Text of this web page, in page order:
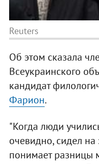
Reuters
Об этом сказала
Всеукраинского
кандидат
Фарион.
"Когда люди
очевидно, сидел
понимает разницы